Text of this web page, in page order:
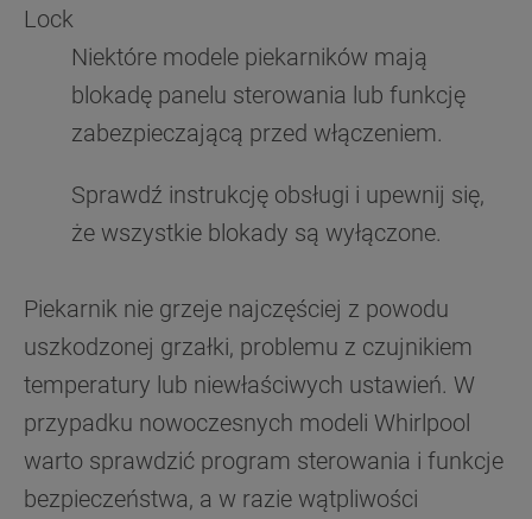
Lock
Niektóre modele piekarników mają
blokadę panelu sterowania lub funkcję
zabezpieczającą przed włączeniem.
Sprawdź instrukcję obsługi i upewnij się,
że wszystkie blokady są wyłączone.
Piekarnik nie grzeje najczęściej z powodu
uszkodzonej grzałki, problemu z czujnikiem
temperatury lub niewłaściwych ustawień. W
przypadku nowoczesnych modeli Whirlpool
warto sprawdzić program sterowania i funkcje
bezpieczeństwa, a w razie wątpliwości